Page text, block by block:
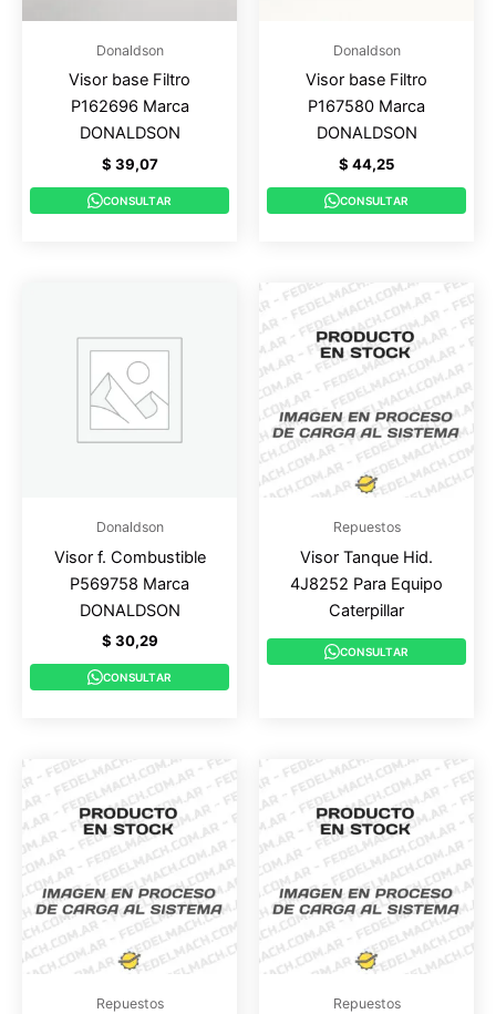
Donaldson
Visor base Filtro
P162696 Marca
DONALDSON
$ 39,07
CONSULTAR
Donaldson
Visor base Filtro
P167580 Marca
DONALDSON
$ 44,25
CONSULTAR
Donaldson
Visor f. Combustible
P569758 Marca
DONALDSON
$ 30,29
CONSULTAR
Repuestos
Visor Tanque Hid.
4J8252 Para Equipo
Caterpillar
CONSULTAR
Repuestos Repuestos